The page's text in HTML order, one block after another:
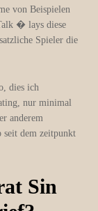
von Beispielen
� lays diese
Spieler die
dies ich
nur minimal
anderem
dem zeitpunkt
Sin